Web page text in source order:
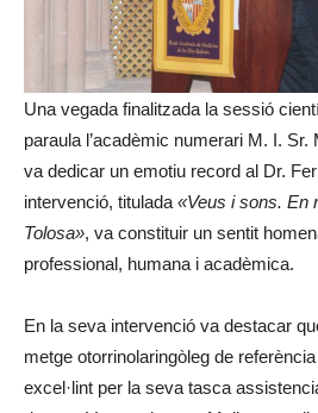
Una vegada finalitzada la sessió
paraula l’acadèmic numerari M. I.
va dedicar un emotiu record al Dr.
intervenció, titulada «Veus i sons. En
Tolosa», va constituir un sentit
professional, humana i acadèmica.
En la seva intervenció va destacar
metge otorrinolaringòleg de
excel·lint per la seva tasca